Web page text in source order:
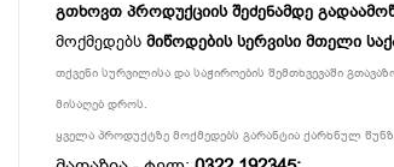
გთხოვთ პროდუქციის შეძენამდე
მოქმედებს მიწოდების სერვისი მთელი
თქვენი სურვილისა და საჭიროების შემთხვევაში
მისაღებ დროს.
ყველა პროდუქტზე მოქმედებს გარანტია ქარხნულ